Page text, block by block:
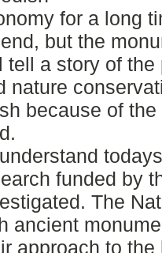
for a long
but the
tell a story of
nature
because of
funded by
The
ancient
approach to